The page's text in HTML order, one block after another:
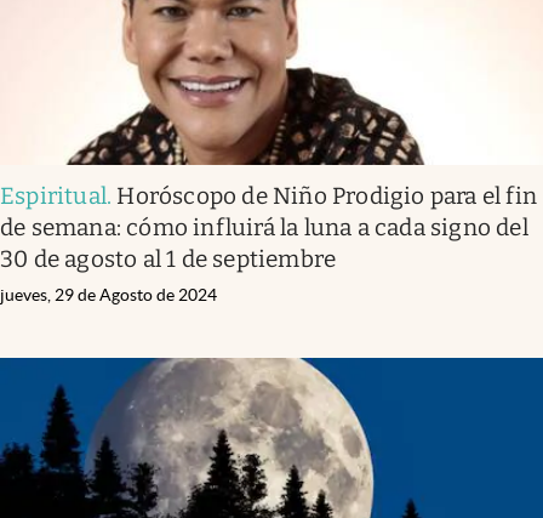
Espiritual. Horóscopo de Niño Prodigio para el fin
de semana: cómo influirá la luna a cada signo del
30 de agosto al 1 de septiembre
jueves, 29 de Agosto de 2024